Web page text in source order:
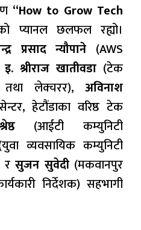
“How to Grow Tech
प्यानल छलफल रह्यो।
प्रसाद न्यौपाने (AWS
इ. श्रीराज खातीवडा (टेक
तथा लेक्चरर), अविनाश
हेटौंडाका वरिष्ठ टेक
(आईटी कम्युनिटी
व्यवसायिक कम्युनिटी
रसुजन सुवेदी(मकवानपुर
निर्देशक) सहभागी